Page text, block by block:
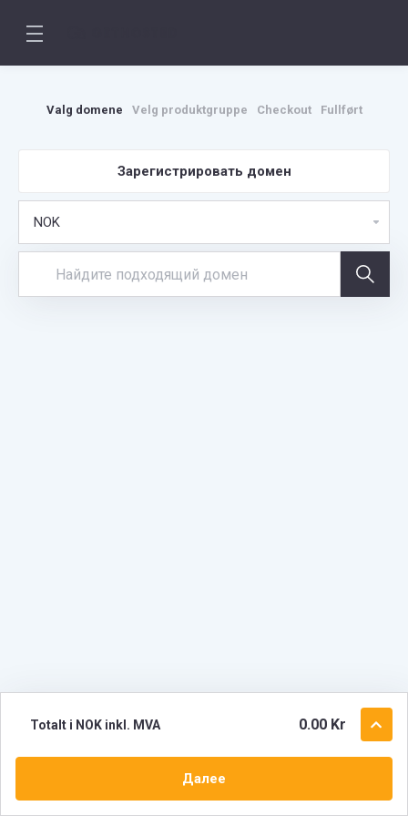
Valg domene Velg produktgruppe Checkout Fullført
Зарегистрировать домен
0.00 Kr
Totalt i NOK inkl. MVA
Далее